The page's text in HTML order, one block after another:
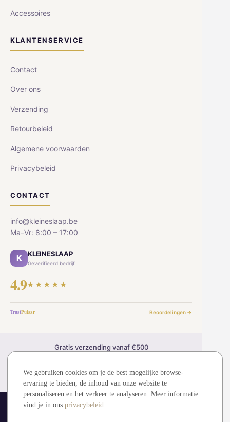
Accessoires
KLANTENSERVICE
Contact
Over ons
Verzending
Retourbeleid
Algemene voorwaarden
Privacybeleid
CONTACT
info@kleineslaap.be
Ma–Vr: 8:00 – 17:00
K KLEINESLAAP
Geverifieerd bedrijf
4.9★★★★★
TrustPulsar Beoordelingen →
Gratis verzending vanaf €500
Veilig betalen (SSL)
© 2026 kleineslaap.be — Alle rechten voorbehouden.
We gebruiken cookies om je de best mogelijke browse-
ervaring te bieden, de inhoud van onze website te
personaliseren en het verkeer te analyseren. Meer informatie
vind je in ons privacybeleid.